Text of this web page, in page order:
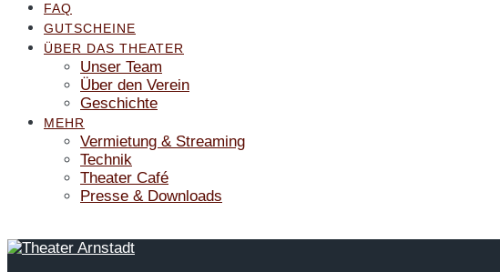
FAQ
GUTSCHEINE
ÜBER DAS THEATER
Unser Team
Über den Verein
Geschichte
MEHR
Vermietung & Streaming
Technik
Theater Café
Presse & Downloads